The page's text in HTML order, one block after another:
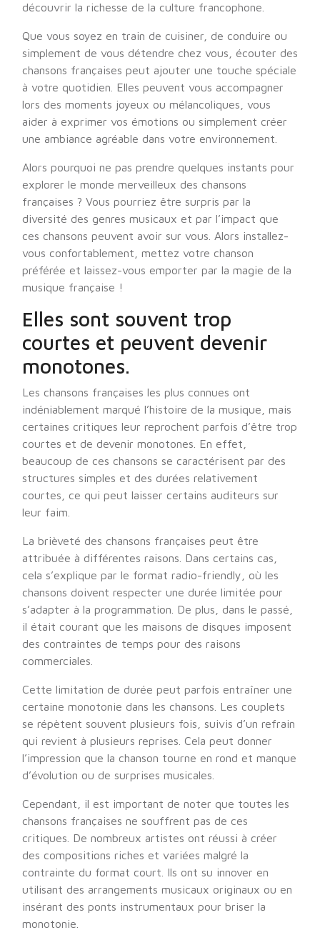
découvrir la richesse de la culture francophone.
Que vous soyez en train de cuisiner, de conduire ou
simplement de vous détendre chez vous, écouter des
chansons françaises peut ajouter une touche spéciale
à votre quotidien. Elles peuvent vous accompagner
lors des moments joyeux ou mélancoliques, vous
aider à exprimer vos émotions ou simplement créer
une ambiance agréable dans votre environnement.
Alors pourquoi ne pas prendre quelques instants pour
explorer le monde merveilleux des chansons
françaises ? Vous pourriez être surpris par la
diversité des genres musicaux et par l’impact que
ces chansons peuvent avoir sur vous. Alors installez-
vous confortablement, mettez votre chanson
préférée et laissez-vous emporter par la magie de la
musique française !
Elles sont souvent trop
courtes et peuvent devenir
monotones.
Les chansons françaises les plus connues ont
indéniablement marqué l’histoire de la musique, mais
certaines critiques leur reprochent parfois d’être trop
courtes et de devenir monotones. En effet,
beaucoup de ces chansons se caractérisent par des
structures simples et des durées relativement
courtes, ce qui peut laisser certains auditeurs sur
leur faim.
La brièveté des chansons françaises peut être
attribuée à différentes raisons. Dans certains cas,
cela s’explique par le format radio-friendly, où les
chansons doivent respecter une durée limitée pour
s’adapter à la programmation. De plus, dans le passé,
il était courant que les maisons de disques imposent
des contraintes de temps pour des raisons
commerciales.
Cette limitation de durée peut parfois entraîner une
certaine monotonie dans les chansons. Les couplets
se répètent souvent plusieurs fois, suivis d’un refrain
qui revient à plusieurs reprises. Cela peut donner
l’impression que la chanson tourne en rond et manque
d’évolution ou de surprises musicales.
Cependant, il est important de noter que toutes les
chansons françaises ne souffrent pas de ces
critiques. De nombreux artistes ont réussi à créer
des compositions riches et variées malgré la
contrainte du format court. Ils ont su innover en
utilisant des arrangements musicaux originaux ou en
insérant des ponts instrumentaux pour briser la
monotonie.